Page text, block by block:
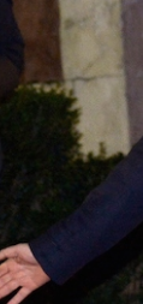
Europa
Altrecose
Mondiali